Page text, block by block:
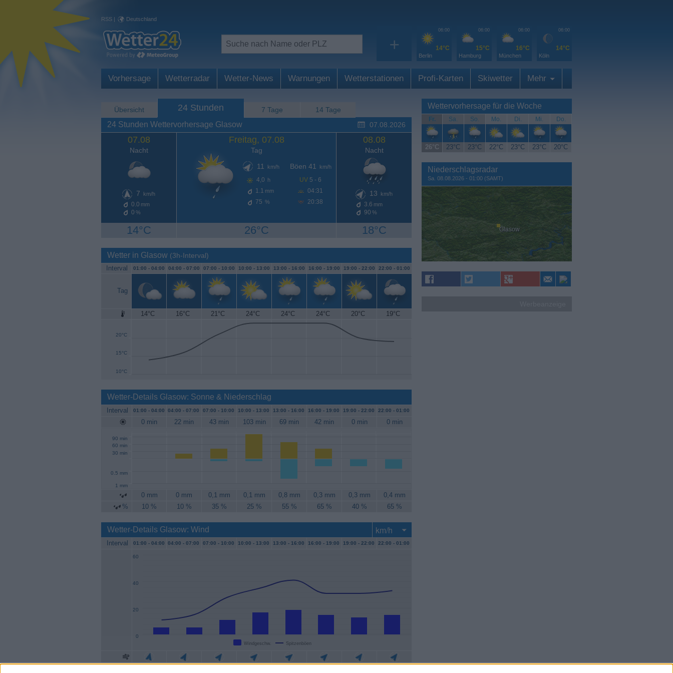
RSS | Deutschland
+
06:00
14°C
Berlin
06:00
15°C
Hamburg
06:00
16°C
München
06:00
14°C
Köln
Vorhersage Wetterradar Wetter-News Warnungen Wetterstationen Profi-Karten Skiwetter Mehr
Übersicht 24 Stunden 7 Tage 14 Tage
24 Stunden Wettervorhersage Glasow 07.08.2026
07.08
Nacht
7 km/h
0.0 mm
0 %
14°C
Freitag, 07.08
Tag
11
km/h
4,0 h
1.1 mm
75 %
Böen 41 km/h
UV 5 - 6
04:31
20:38
26°C
08.08
Nacht
13 km/h
3.6 mm
90 %
18°C
Wetter in Glasow (3h-Interval)
Interval 01:00 - 04:00 04:00 - 07:00 07:00 - 10:00 10:00 - 13:00 13:00 - 16:00 16:00 - 19:00 19:00 - 22:00 22:00 - 01:00
Tag
14°C 16°C 21°C 24°C 24°C 24°C 20°C 19°C
10°C
15°C
20°C
25°C
Wetter-Details Glasow: Sonne & Niederschlag
Interval 01:00 - 04:00 04:00 - 07:00 07:00 - 10:00 10:00 - 13:00 13:00 - 16:00 16:00 - 19:00 19:00 - 22:00 22:00 - 01:00
0 min 22 min 43 min 103 min 69 min 42 min 0 min 0 min
30 min
60 min
90 min
0.5 mm
1 mm
0 mm 0 mm 0,1 mm 0,1 mm 0,8 mm 0,3 mm 0,3 mm
0,4 mm
%
10 % 10 % 35 % 25 % 55 % 65 % 40 % 65 %
Wetter-Details Glasow: Wind
Interval 01:00 - 04:00 04:00 - 07:00 07:00 - 10:00 10:00 - 13:00 13:00 - 16:00 16:00 - 19:00 19:00 - 22:00 22:00 - 01:00
Windgeschw. Spitzenböen
0
20
40
60
Wettervorhersage für die Woche
Fr. Sa. So. Mo. Di. Mi. Do.
26°C 23°C 23°C 22°C 23°C 23°C 20°C
Niederschlagsradar
Sa. 08.08.2026 - 01:00 (SAMT)
Glasow